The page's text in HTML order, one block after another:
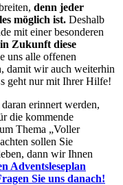
denn jeder
möglich ist. Deshalb
mit einer besonderen
Zukunft diese
uns alle offenen
damit wir auch weiterhin
geht nur mit Ihrer Hilfe!
erinnert werden,
die kommende
Thema „Voller
sollen Sie
dann wir Ihnen
Adventsleseplan
Sie uns danach!